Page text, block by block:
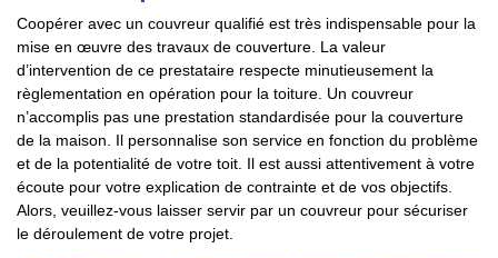
Coopérer avec un couvreur qualifié est très indispensable pour la
mise en œuvre des travaux de couverture. La valeur
d’intervention de ce prestataire respecte minutieusement la
règlementation en opération pour la toiture. Un couvreur
n’accomplis pas une prestation standardisée pour la couverture
de la maison. Il personnalise son service en fonction du problème
et de la potentialité de votre toit. Il est aussi attentivement à votre
écoute pour votre explication de contrainte et de vos objectifs.
Alors, veuillez-vous laisser servir par un couvreur pour sécuriser
le déroulement de votre projet.